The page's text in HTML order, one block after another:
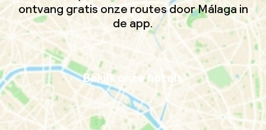
ontvang gratis onze routes door Málaga in
de app.
Bekijk onze hotels